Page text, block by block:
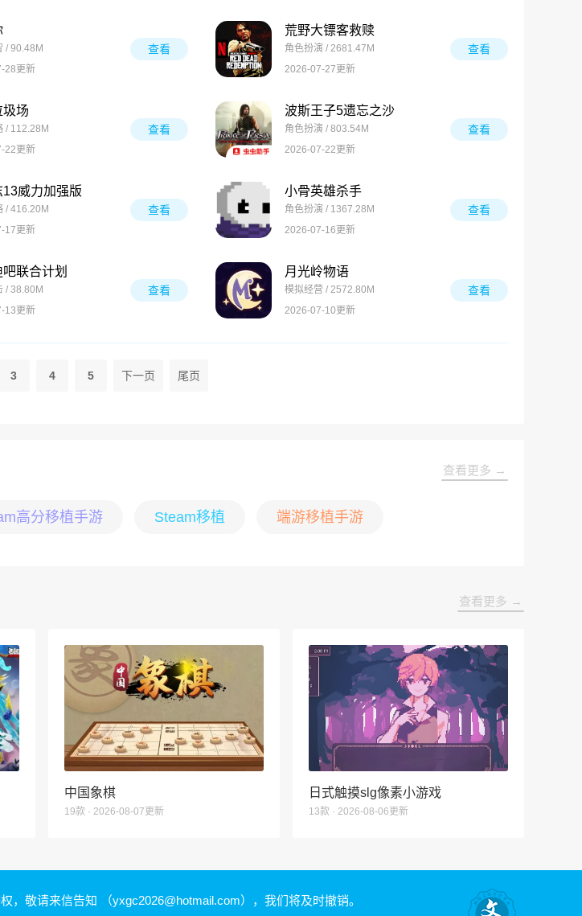
/ 90.48M
28更新
查看
荒野大镖客救赎
角色扮演 / 2681.47M
2026-07-27更新
查看
圾场
/ 112.28M
22更新
查看
波斯王子5遗忘之沙
角色扮演 / 803.54M
2026-07-22更新
查看
13威力加强版
/ 416.20M
17更新
查看
小骨英雄杀手
角色扮演 / 1367.28M
2026-07-16更新
查看
联合计划
/ 38.80M
13更新
查看
月光岭物语
模拟经营 / 2572.80M
2026-07-10更新
查看
3 4 5 下一页 尾页
查看更多 →
高分移植手游 Steam移植 端游移植手游
查看更多 →
中国象棋
19款 · 2026-08-07更新
日式触摸slg像素小游戏
13款 · 2026-08-06更新
，敬请来信告知 （yxgc2026@hotmail.com） ，我们将及时撤销。